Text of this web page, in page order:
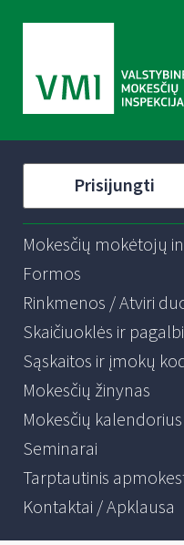
Prisijungti
Mokesčių mokėtojų
Formos
Rinkmenos / Atviri
Skaičiuoklės ir
Sąskaitos ir įmokų
Mokesčių žinynas
Mokesčių kalendorius
Seminarai
Tarptautinis
Kontaktai / Apklausa